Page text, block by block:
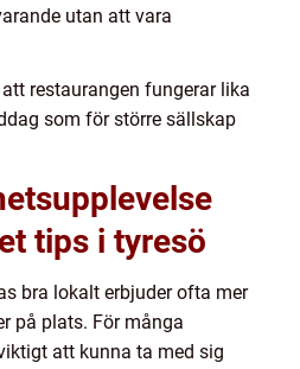
utan att vara
restaurangen fungerar lika
som för större sällskap
tips i tyresö
bra lokalt erbjuder ofta mer
på plats. För många
att kunna ta med sig